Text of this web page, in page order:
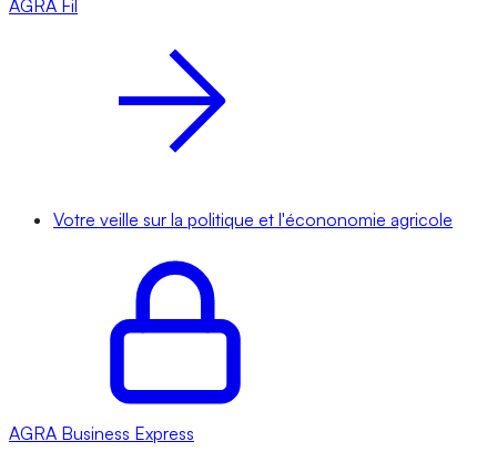
AGRA Fil
Votre veille sur la politique et l'écononomie agricole
AGRA Business Express